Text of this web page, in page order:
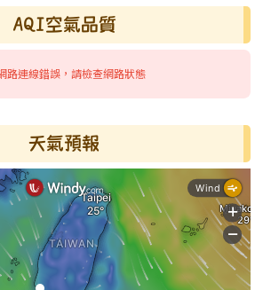
AQI空氣品質
路連線錯誤，請檢查網路狀態
天氣預報